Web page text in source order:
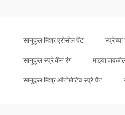
सानुकूल मिश्र एरोसोल पेंट
सानुकूल स्प्रे कॅन रंग माझ्या
सानुकूल मिश्र ऑटोमोटिव स्प्रे पेंट